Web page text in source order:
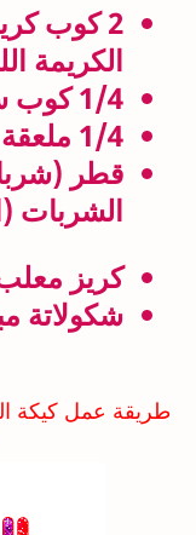
2 كوب
الكريمة
1/4 كوب سكر بودرة.
1/4 ملعقة صغيرة فانيليا.
قطر
الشربات
كريز
شكولاتة
طريقة عمل كيكة